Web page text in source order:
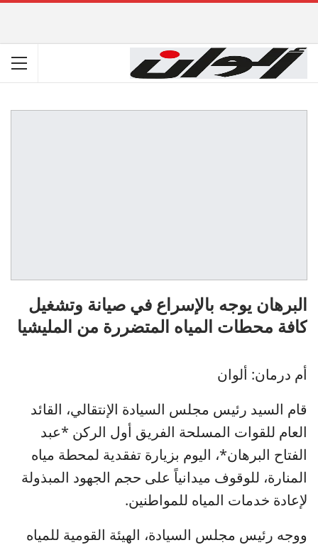
البرهان يوجه بالإسراع في صيانة وتشغيل
كافة محطات المياه المتضررة من المليشيا
​أم درمان: ألوان
قام السيد رئيس مجلس السيادة الإنتقالي، القائد
العام للقوات المسلحة الفريق أول الركن *عبد
الفتاح البرهان*، اليوم بزيارة تفقدية لمحطة مياه
المنارة، للوقوف ميدانياً على حجم الجهود المبذولة
لإعادة خدمات المياه للمواطنين.
​ووجه رئيس مجلس السيادة، الهيئة القومية للمياه